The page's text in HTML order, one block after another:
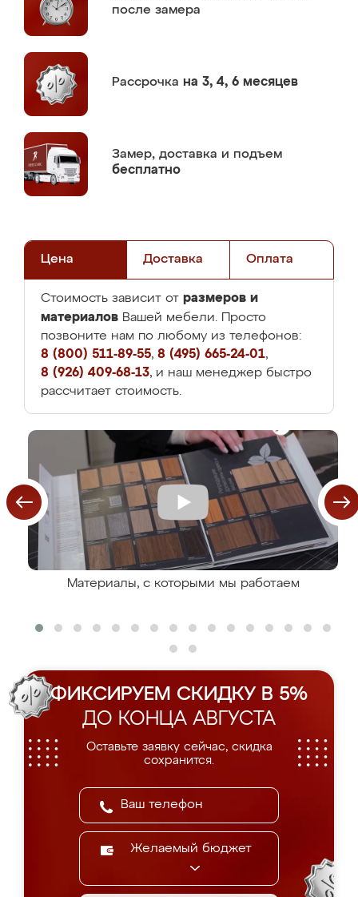
после замера
Рассрочка на 3, 4, 6 месяцев
Замер, доставка и подъем
бесплатно
Цена Доставка Оплата
Стоимость зависит от размеров и
материалов Вашей мебели. Просто
позвоните нам по любому из телефонов:
8 (800) 511-89-55, 8 (495) 665-24-01,
8 (926) 409-68-13, и наш менеджер быстро
рассчитает стоимость.
Материалы, с которыми мы работаем
ФИКСИРУЕМ СКИДКУ В 5%
ДО КОНЦА АВГУСТА
Оставьте заявку сейчас, скидка
сохранится.
Желаемый бюджет